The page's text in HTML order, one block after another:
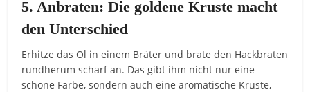
5. Anbraten: Die goldene Kruste macht
den Unterschied
Erhitze das Öl in einem Bräter und brate den Hackbraten
rundherum scharf an. Das gibt ihm nicht nur eine
schöne Farbe, sondern auch eine aromatische Kruste,